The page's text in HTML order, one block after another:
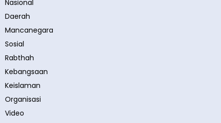
Nasional
Daerah
Mancanegara
Sosial
Rabthah
Kebangsaan
Keislaman
Organisasi
Video